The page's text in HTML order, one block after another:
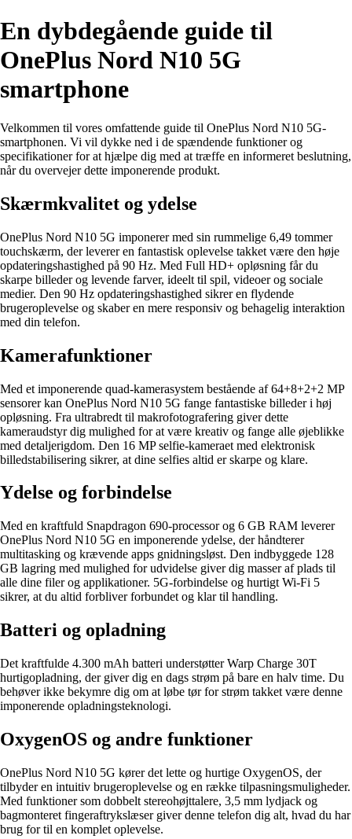
En dybdegående guide til
OnePlus Nord N10 5G
smartphone
Velkommen til vores omfattende guide til OnePlus Nord N10 5G-
smartphonen. Vi vil dykke ned i de spændende funktioner og
specifikationer for at hjælpe dig med at træffe en informeret beslutning,
når du overvejer dette imponerende produkt.
Skærmkvalitet og ydelse
OnePlus Nord N10 5G imponerer med sin rummelige 6,49 tommer
touchskærm, der leverer en fantastisk oplevelse takket være den høje
opdateringshastighed på 90 Hz. Med Full HD+ opløsning får du
skarpe billeder og levende farver, ideelt til spil, videoer og sociale
medier. Den 90 Hz opdateringshastighed sikrer en flydende
brugeroplevelse og skaber en mere responsiv og behagelig interaktion
med din telefon.
Kamerafunktioner
Med et imponerende quad-kamerasystem bestående af 64+8+2+2 MP
sensorer kan OnePlus Nord N10 5G fange fantastiske billeder i høj
opløsning. Fra ultrabredt til makrofotografering giver dette
kameraudstyr dig mulighed for at være kreativ og fange alle øjeblikke
med detaljerigdom. Den 16 MP selfie-kameraet med elektronisk
billedstabilisering sikrer, at dine selfies altid er skarpe og klare.
Ydelse og forbindelse
Med en kraftfuld Snapdragon 690-processor og 6 GB RAM leverer
OnePlus Nord N10 5G en imponerende ydelse, der håndterer
multitasking og krævende apps gnidningsløst. Den indbyggede 128
GB lagring med mulighed for udvidelse giver dig masser af plads til
alle dine filer og applikationer. 5G-forbindelse og hurtigt Wi-Fi 5
sikrer, at du altid forbliver forbundet og klar til handling.
Batteri og opladning
Det kraftfulde 4.300 mAh batteri understøtter Warp Charge 30T
hurtigopladning, der giver dig en dags strøm på bare en halv time. Du
behøver ikke bekymre dig om at løbe tør for strøm takket være denne
imponerende opladningsteknologi.
OxygenOS og andre funktioner
OnePlus Nord N10 5G kører det lette og hurtige OxygenOS, der
tilbyder en intuitiv brugeroplevelse og en række tilpasningsmuligheder.
Med funktioner som dobbelt stereohøjttalere, 3,5 mm lydjack og
bagmonteret fingeraftrykslæser giver denne telefon dig alt, hvad du har
brug for til en komplet oplevelse.